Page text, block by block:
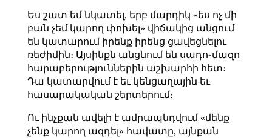
Ես շատ եմ նկատել, երբ մարդիկ «ես ոչ մի
բան չեմ կարող փոխել» վիճակից անցում
են կատարում իրենք իրենց ցավեցնելու
ռեժիմին։ Այսինքն անցնում են սադո֊մազո
հարաբերություններին աշխարհի հետ։
Դա կատարվում է եւ կենցաղային եւ
հասարակական շերտերում։
Ու ինչքան ավելի է ամրապնդվում «մենք
չենք կարող ազդել» հավատը, այնքան